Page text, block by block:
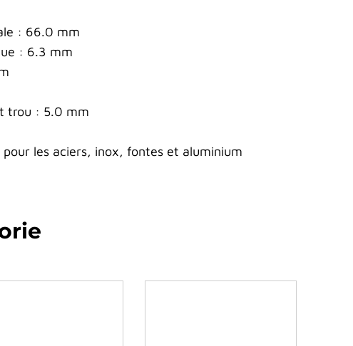
: 66.0 mm
: 6.3 mm
trou : 5.0 mm
pour les aciers, inox, fontes et aluminium